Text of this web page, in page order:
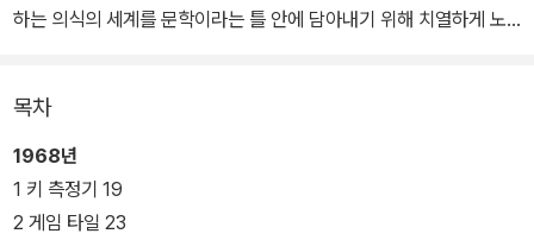
하는 의식의 세계를 문학이라는 틀 안에 담아내기 위해 치열하게 노
밀히 관찰하여 분류하고 목록화함으로써 찰나의 순간을 언어 속에 영
구화하는 작업에 골몰했다.
작가의 이런 관심과 성향에 비추어봤을 때 그가 자신의 무의식이 밤
목차
1968년
1 키 측정기 19
2 게임 타일 23